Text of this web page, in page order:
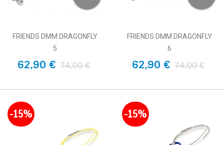
FRIENDS DMM DRAGONFLY
5
62,90 € 74,00 €
FRIENDS DMM DRAGONFLY
6
62,90 € 74,00 €
-15% -15%